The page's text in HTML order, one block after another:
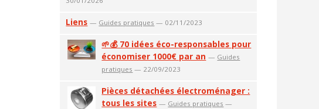
Liens — Guides pratiques — 02/11/2023
🌱💰 70 idées éco-responsables pour
économiser 1000€ par an — Guides
pratiques — 22/09/2023
Pièces détachées électroménager :
tous les sites — Guides pratiques —